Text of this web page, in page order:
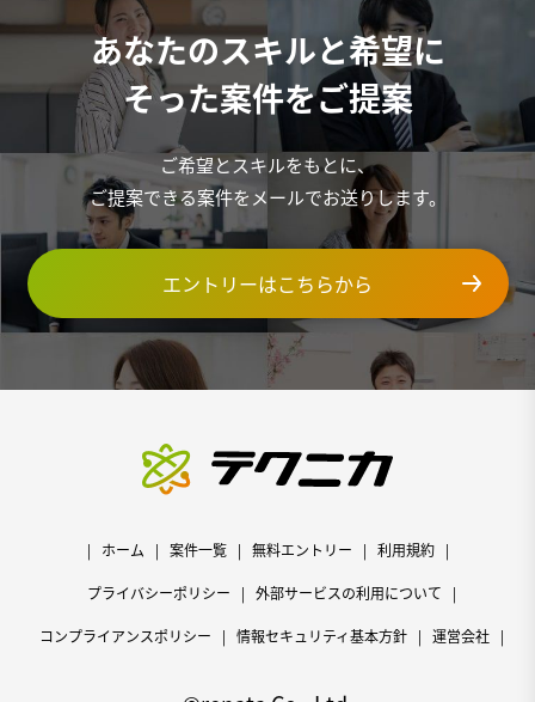
あなたのスキルと希望に
そった案件をご提案
ご希望とスキルをもとに、
ご提案できる案件をメールでお送りします。
エントリーはこちらから
ホーム 案件一覧 無料エントリー 利用規約
プライバシーポリシー 外部サービスの利用について
コンプライアンスポリシー 情報セキュリティ基本方針 運営会社